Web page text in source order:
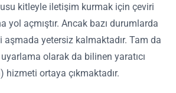
kitleyle iletişim kurmak için çeviri
yol açmıştır. Ancak bazı durumlarda
aşmada yetersiz kalmaktadır. Tam da
olarak da bilinen yaratıcı
hizmeti ortaya çıkmaktadır.